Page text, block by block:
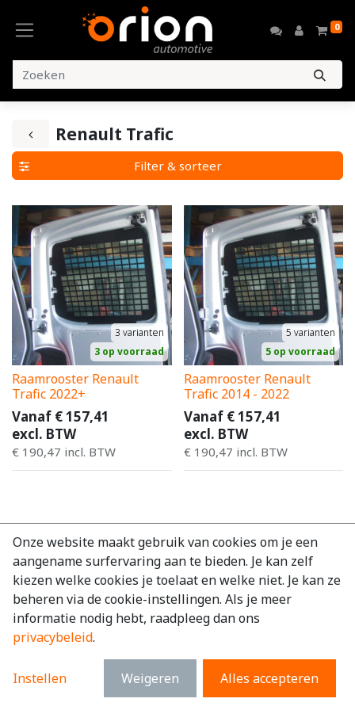
0
Renault Trafic
Filter & sorteer
3 varianten
3 op voorraad
Raamrooster Renault
Trafic 2022+
Vanaf €157,41
excl. BTW
€ 190,47 incl. BTW
5 varianten
5 op voorraad
Raamrooster Renault
Trafic 2014 - 2022
Vanaf €157,41
excl. BTW
€ 190,47 incl. BTW
Handige links
Onze website maakt gebruik van cookies om je een
aangename surfervaring aan te bieden. Je kan zelf
kiezen welke cookies je toelaat en welke niet. Je kan ze
beheren via de cookie-instellingen. Als je meer
informatie nodig hebt, raadpleeg dan ons
privacybeleid.
Instellen Weigeren Alles accepteren